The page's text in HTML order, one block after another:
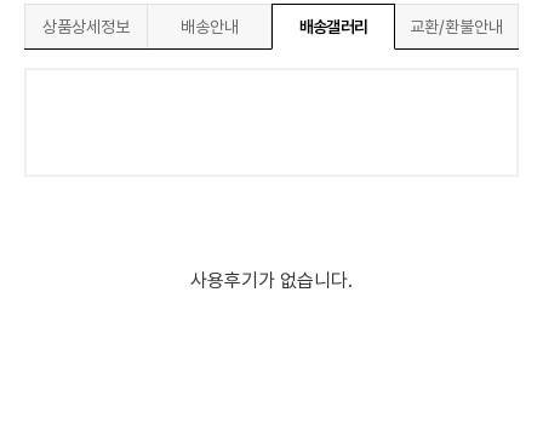
상품상세정보 배송안내 배송갤러리 교환/환불안내
사용후기가 없습니다.